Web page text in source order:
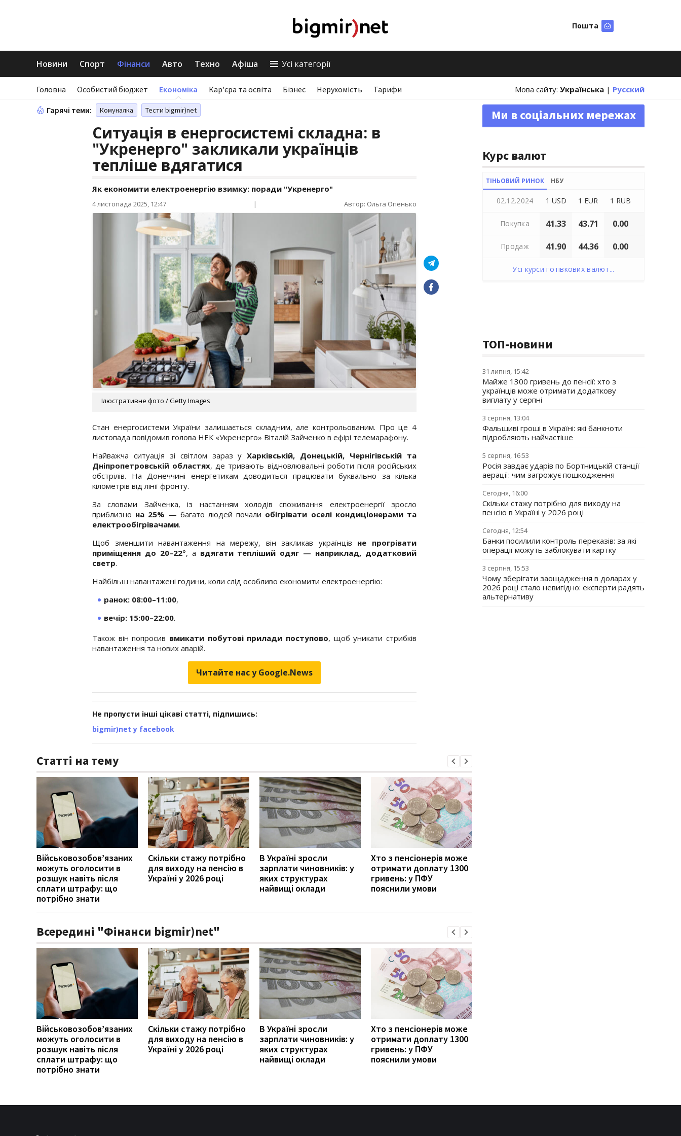
Пошта
Новини Спорт Фінанси Авто Техно Афіша Усі категорії
Головна Особистий бюджет Економіка Кар'єра та освіта Бізнес Нерухомість Тарифи Мова сайту: Українська | Русский
Гарячі теми: Комуналка Тести bigmir)net
Ситуація в енергосистемі складна: в
"Укренерго" закликали українців
тепліше вдягатися
Як економити електроенергію взимку: поради "Укренерго"
4 листопада 2025, 12:47 | Автор: Ольга Опенько
Ілюстративне фото / Getty Images
Стан енергосистеми України залишається складним, але контрольованим. Про це 4
листопада повідомив голова НЕК «Укренерго» Віталій Зайченко в ефірі телемарафону.
Найважча ситуація зі світлом зараз уХарківській, Донецькій, Чернігівській та
Дніпропетровській областях, де тривають відновлювальні роботи після російських
обстрілів. На Донеччині енергетикам доводиться працювати буквально за кілька
кілометрів від лінії фронту.
За словами Зайченка, із настанням холодів споживання електроенергії зросло
приблизно на 25% — багато людей почали обігрівати оселі кондиціонерами та
електрообігрівачами.
Щоб зменшити навантаження на мережу, він закликав українців не прогрівати
приміщення до 20–22°, а вдягати тепліший одяг — наприклад, додатковий
светр.
Найбільш навантажені години, коли слід особливо економити електроенергію:
ранок: 08:00–11:00,
вечір: 15:00–22:00.
Також він попросив вмикати побутові прилади поступово, щоб уникати стрибків
навантаження та нових аварій.
Читайте нас у Google.News
Не пропусти інші цікаві статті, підпишись:
bigmir)net у facebook
Статті на тему
Військовозобов’язаних
можуть оголосити в
розшук навіть після
сплати штрафу: що
потрібно знати
Скільки стажу потрібно
для виходу на пенсію в
Україні у 2026 році
В Україні зросли
зарплати чиновників: у
яких структурах
найвищі оклади
Хто з пенсіонерів може
отримати доплату 1300
гривень: у ПФУ
пояснили умови
Всередині "Фінанси bigmir)net"
Військовозобов’язаних
можуть оголосити в
розшук навіть після
сплати штрафу: що
потрібно знати
Скільки стажу потрібно
для виходу на пенсію в
Україні у 2026 році
В Україні зросли
зарплати чиновників: у
яких структурах
найвищі оклади
Хто з пенсіонерів може
отримати доплату 1300
гривень: у ПФУ
пояснили умови
Ми в соціальних мережах
Курс валют
ТІНЬОВИЙ РИНОК НБУ
02.12.2024 1 USD 1 EUR 1 RUB
Покупка 41.33 43.71 0.00
Продаж 41.90 44.36 0.00
Усі курси готівкових валют...
ТОП-новини
31 липня, 15:42
Майже 1300 гривень до пенсії: хто з
українців може отримати додаткову
виплату у серпні
3 серпня, 13:04
Фальшиві гроші в Україні: які банкноти
підробляють найчастіше
5 серпня, 16:53
Росія завдає ударів по Бортницькій станції
аерації: чим загрожує пошкодження
Сегодня, 16:00
Скільки стажу потрібно для виходу на
пенсію в Україні у 2026 році
Сегодня, 12:54
Банки посилили контроль переказів: за які
операції можуть заблокувати картку
3 серпня, 15:53
Чому зберігати заощадження в доларах у
2026 році стало невигідно: експерти радять
альтернативу